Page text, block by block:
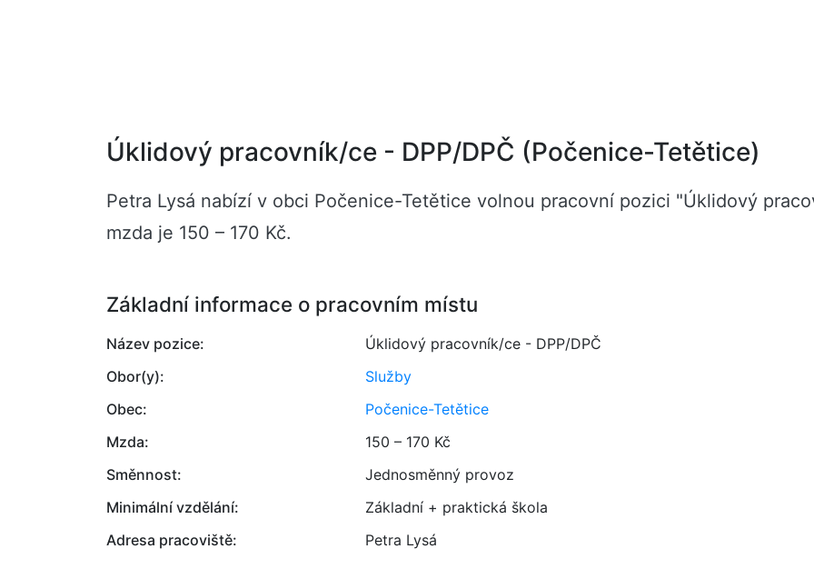
Úklidový pracovník/ce - DPP/DPČ (Počenice-Tetětice)
Petra Lysá nabízí v obci Počenice-Tetětice volnou pracovní pozici "Úklidový
mzda je 150 – 170 Kč.
Základní informace o pracovním místu
Název pozice:
Úklidový pracovník/ce - DPP/DPČ
Obor(y):
Služby
Obec:
Počenice-Tetětice
Mzda:
150 – 170 Kč
Směnnost:
Jednosměnný provoz
Minimální vzdělání:
Základní + praktická škola
Adresa pracoviště:
Petra Lysá